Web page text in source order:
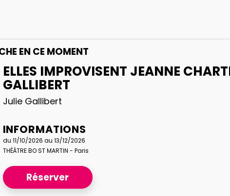
EN CE MOMENT
ELLES IMPROVISENT JEANNE
GALLIBERT
Julie Gallibert
INFORMATIONS
du 11/10/2026 au 13/12/2026
THÉÂTRE BO ST MARTIN - Paris
Réserver